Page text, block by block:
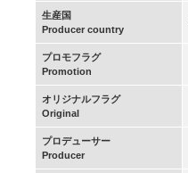
生産国
Producer country
プロモフラグ
Promotion
オリジナルフラグ
Original
プロデューサー
Producer